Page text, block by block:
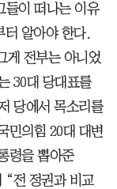
들이 떠나는 이유
터 알아야 한다.
게 전부는 아니었
30대 당대표를
당에서 목소리를
민의힘 20대 대변
령을 뽑아준
“전 정권과 비교